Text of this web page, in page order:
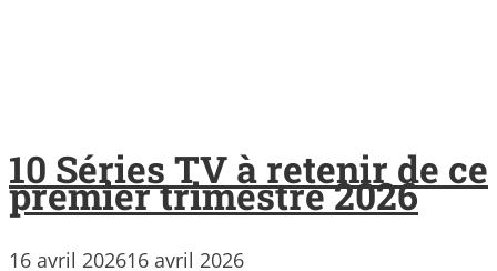
10 Séries TV à retenir de ce
premier trimestre 2026
16 avril 202616 avril 2026